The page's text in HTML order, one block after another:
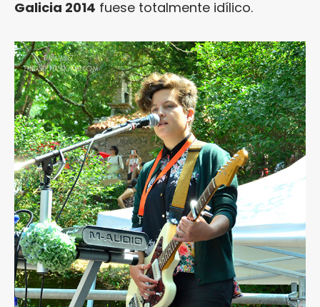
Galicia 2014 fuese totalmente idílico.